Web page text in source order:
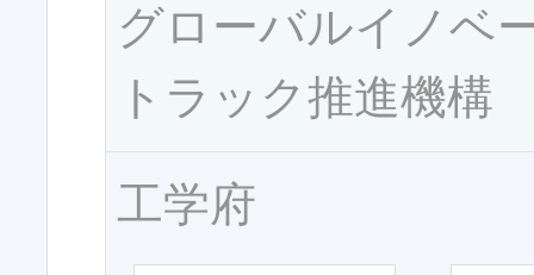
グローバルイノベ
トラック推進機構
工学府